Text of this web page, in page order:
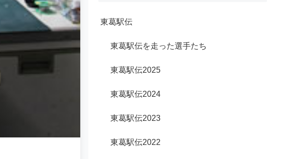
東葛駅伝
東葛駅伝を走った選手たち
東葛駅伝2025
東葛駅伝2024
東葛駅伝2023
東葛駅伝2022